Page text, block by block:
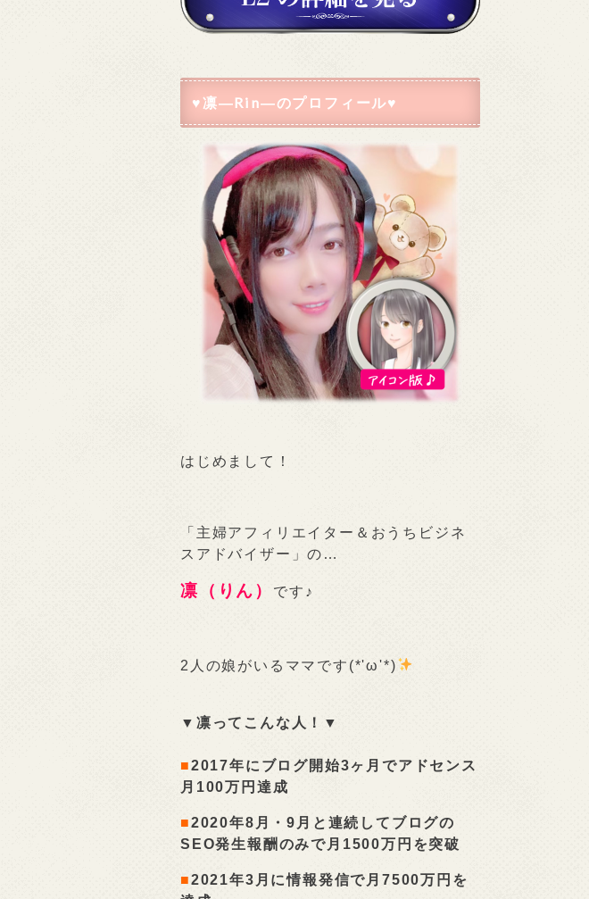
♥凛―Rin―のプロフィール♥
はじめまして！
「主婦アフィリエイター＆おうちビジネ
スアドバイザー」の…
凛（りん） です♪
2人の娘がいるママです(*'ω'*)
▼凛ってこんな人！▼
■2017年にブログ開始3ヶ月でアドセンス
月100万円達成
■2020年8月・9月と連続してブログの
SEO発生報酬のみで月1500万円を突破
■2021年3月に情報発信で月7500万円を